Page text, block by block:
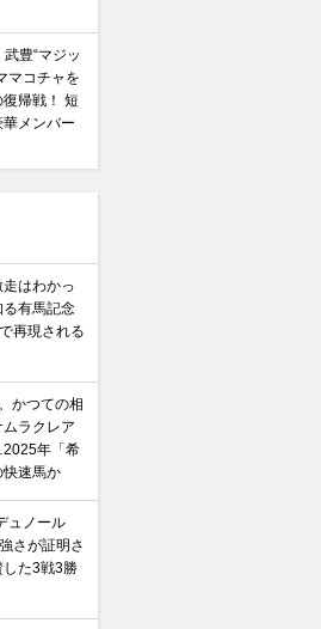
スを逆転できる候補3頭！と絶
豊“マジッ
マコチャを
帰戦！ 短
メンバー
走はわかっ
有馬記念
再現される
かつての相
ラクレア
年「希
快速馬か
ュノール
さが証明さ
した3戦3勝